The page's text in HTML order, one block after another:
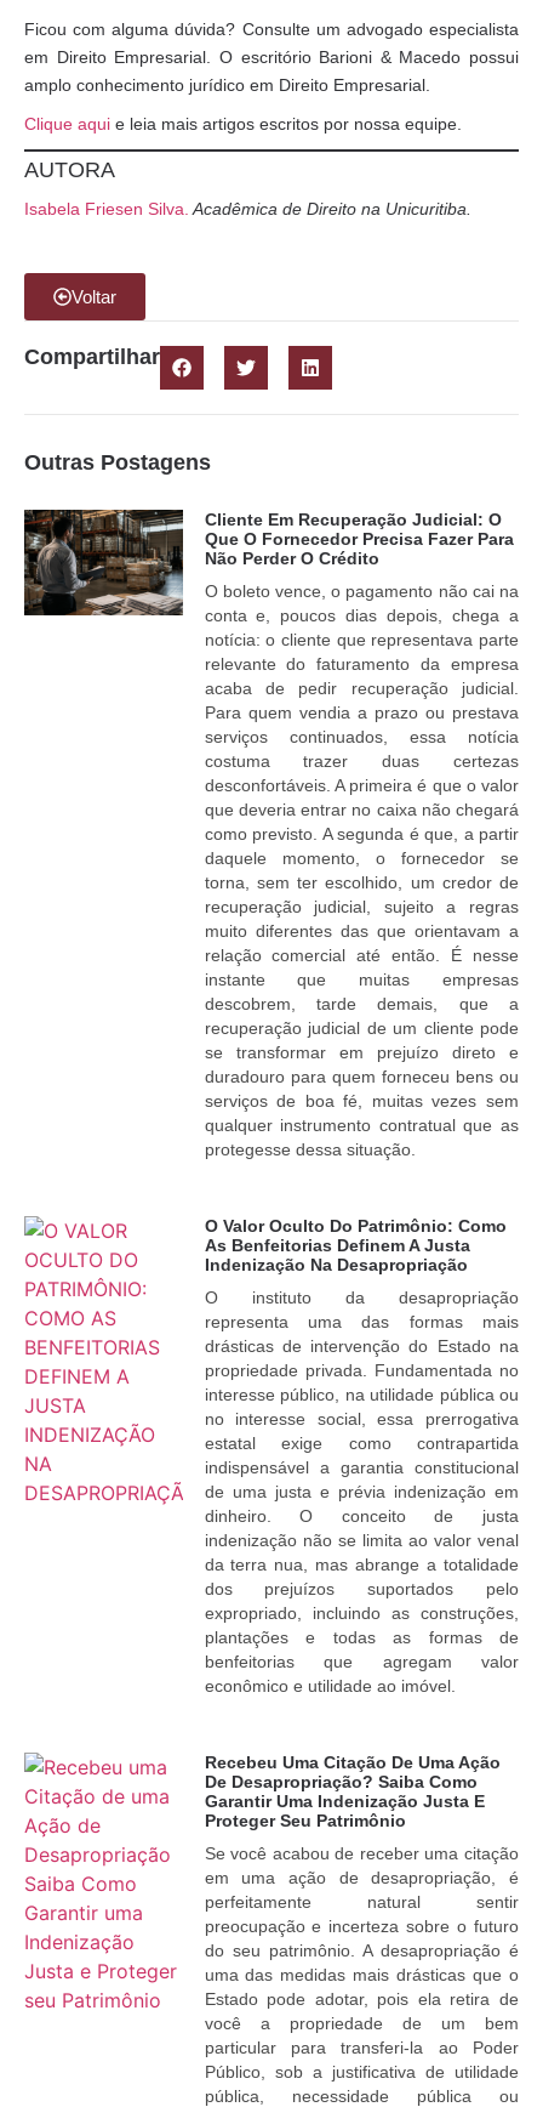
Ficou com alguma dúvida? Consulte um advogado especialista
em Direito Empresarial. O escritório Barioni & Macedo possui
amplo conhecimento jurídico em Direito Empresarial.
Clique aqui e leia mais artigos escritos por nossa equipe.
AUTORA
Isabela Friesen Silva. Acadêmica de Direito na Unicuritiba.
Voltar
Compartilhar
Outras Postagens
Cliente Em Recuperação Judicial: O
Que O Fornecedor Precisa Fazer Para
Não Perder O Crédito
O boleto vence, o pagamento não cai na
conta e, poucos dias depois, chega a
notícia: o cliente que representava parte
relevante do faturamento da empresa
acaba de pedir recuperação judicial.
Para quem vendia a prazo ou prestava
serviços continuados, essa notícia
costuma trazer duas certezas
desconfortáveis. A primeira é que o valor
que deveria entrar no caixa não chegará
como previsto. A segunda é que, a partir
daquele momento, o fornecedor se
torna, sem ter escolhido, um credor de
recuperação judicial, sujeito a regras
muito diferentes das que orientavam a
relação comercial até então. É nesse
instante que muitas empresas
descobrem, tarde demais, que a
recuperação judicial de um cliente pode
se transformar em prejuízo direto e
duradouro para quem forneceu bens ou
serviços de boa fé, muitas vezes sem
qualquer instrumento contratual que as
protegesse dessa situação.
O Valor Oculto Do Patrimônio: Como
As Benfeitorias Definem A Justa
Indenização Na Desapropriação
O instituto da desapropriação
representa uma das formas mais
drásticas de intervenção do Estado na
propriedade privada. Fundamentada no
interesse público, na utilidade pública ou
no interesse social, essa prerrogativa
estatal exige como contrapartida
indispensável a garantia constitucional
de uma justa e prévia indenização em
dinheiro. O conceito de justa
indenização não se limita ao valor venal
da terra nua, mas abrange a totalidade
dos prejuízos suportados pelo
expropriado, incluindo as construções,
plantações e todas as formas de
benfeitorias que agregam valor
econômico e utilidade ao imóvel.
Recebeu Uma Citação De Uma Ação
De Desapropriação? Saiba Como
Garantir Uma Indenização Justa E
Proteger Seu Patrimônio
Se você acabou de receber uma citação
em uma ação de desapropriação, é
perfeitamente natural sentir
preocupação e incerteza sobre o futuro
do seu patrimônio. A desapropriação é
uma das medidas mais drásticas que o
Estado pode adotar, pois ela retira de
você a propriedade de um bem
particular para transferi-la ao Poder
Público, sob a justificativa de utilidade
pública, necessidade pública ou